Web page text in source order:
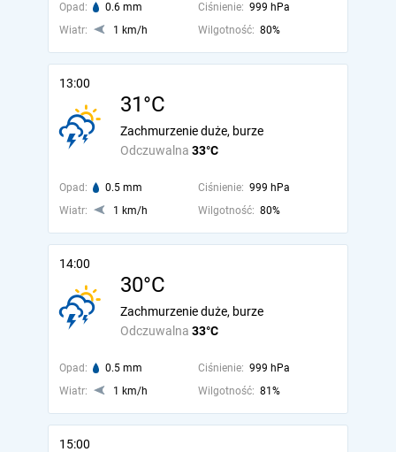
Opad: 0.6 mm Ciśnienie: 999 hPa
Wiatr:
1 km/h Wilgotność: 80%
13:00
31°C
Odczuwalna 33°C
Zachmurzenie duże, burze
Opad: 0.5 mm Ciśnienie: 999 hPa
Wiatr:
1 km/h Wilgotność: 80%
14:00
30°C
Odczuwalna 33°C
Zachmurzenie duże, burze
Opad: 0.5 mm Ciśnienie: 999 hPa
Wiatr:
1 km/h Wilgotność: 81%
15:00